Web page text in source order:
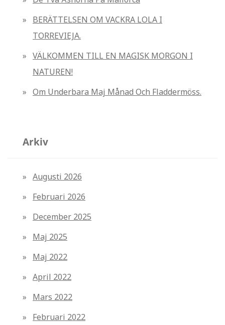
:
BERÄTTELSEN OM VACKRA LOLA I
TORREVIEJA.
VÄLKOMMEN TILL EN MAGISK MORGON I
NATUREN!
Om Underbara Maj Månad Och Fladdermöss.
Arkiv
Augusti 2026
Februari 2026
December 2025
Maj 2025
Maj 2022
April 2022
Mars 2022
Februari 2022